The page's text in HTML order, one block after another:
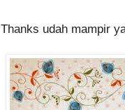
Thanks udah mampir